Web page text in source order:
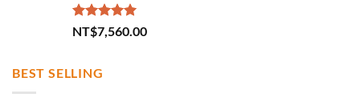
評分 5.00
滿分 5
NT$7,560.00
BEST SELLING